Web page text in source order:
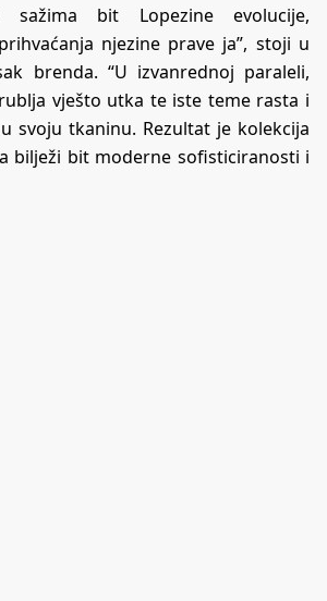
sažima bit Lopezine evolucije,
njezine prave ja”, stoji u
brenda. “U izvanrednoj paraleli,
vješto utka te iste teme rasta i
svoju tkaninu. Rezultat je kolekcija
bilježi bit moderne sofisticiranosti i